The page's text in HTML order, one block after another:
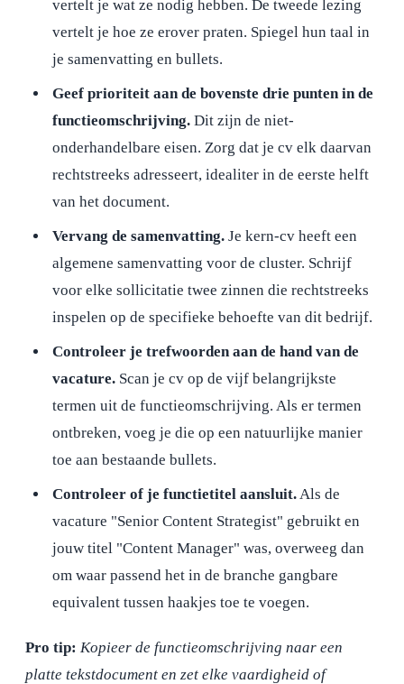
vertelt je wat ze nodig hebben. De tweede lezing
vertelt je hoe ze erover praten. Spiegel hun taal in
je samenvatting en bullets.
Geef prioriteit aan de bovenste drie punten in de
functieomschrijving.Dit zijn de niet-
onderhandelbare eisen. Zorg dat je cv elk daarvan
rechtstreeks adresseert, idealiter in de eerste helft
van het document.
Vervang de samenvatting.Je kern-cv heeft een
algemene samenvatting voor de cluster. Schrijf
voor elke sollicitatie twee zinnen die rechtstreeks
inspelen op de specifieke behoefte van dit bedrijf.
Controleer je trefwoorden aan de hand van de
vacature.Scan je cv op de vijf belangrijkste
termen uit de functieomschrijving. Als er termen
ontbreken, voeg je die op een natuurlijke manier
toe aan bestaande bullets.
Controleer of je functietitel aansluit.Als de
vacature "Senior Content Strategist" gebruikt en
jouw titel "Content Manager" was, overweeg dan
om waar passend het in de branche gangbare
equivalent tussen haakjes toe te voegen.
Pro tip: Kopieer de functieomschrijving naar een
platte tekstdocument en zet elke vaardigheid of